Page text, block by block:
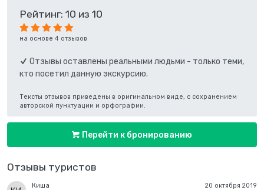
Отзывы туристов
20 октября 2019
Киша
Рейтинг: 10 из 10
на основе 4 отзывов
Отзывы оставлены реальными людьми - только теми,
кто посетил данную экскурсию.
Тексты отзывов приведены в оригинальном виде, с сохранением
авторской пунктуации и орфографии.
Перейти к бронированию